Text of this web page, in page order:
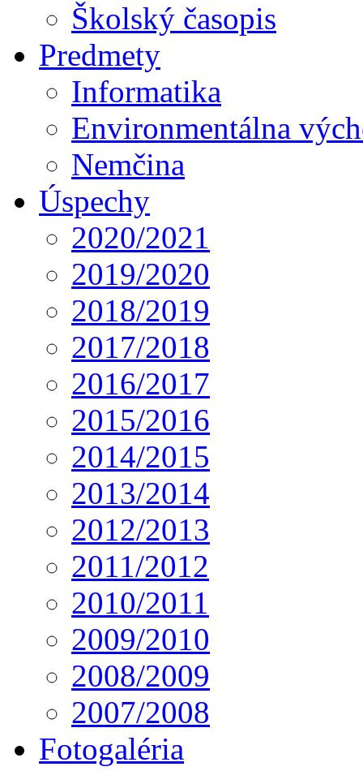
Školský časopis
Predmety
Informatika
Environmentálna
Nemčina
Úspechy
2020/2021
2019/2020
2018/2019
2017/2018
2016/2017
2015/2016
2014/2015
2013/2014
2012/2013
2011/2012
2010/2011
2009/2010
2008/2009
2007/2008
Fotogaléria